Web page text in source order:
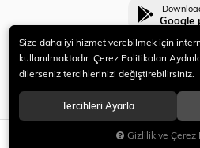
SEPETE
Google
© 2021 HERYENİ. Tüm
Size daha iyi hizmet verebilmek için
kullanılmaktadır. Çerez Politikaları
dilerseniz tercihlerinizi değiştirebilirsiniz.
Tercihleri Ayarla
Gizlilik ve Çerez